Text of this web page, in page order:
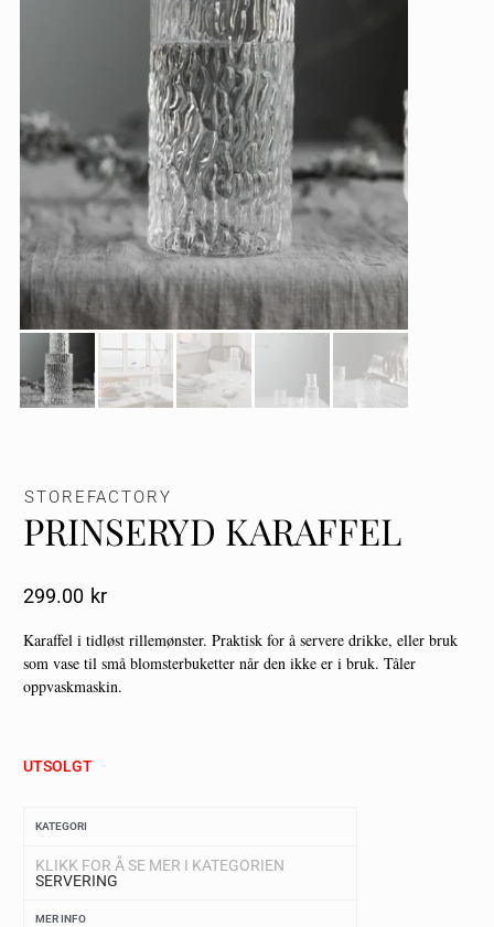
STOREFACTORY
PRINSERYD KARAFFEL
299.00 Kr
Karaffel i tidløst rillemønster. Praktisk for å servere drikke, eller bruk
som vase til små blomsterbuketter når den ikke er i bruk. Tåler
oppvaskmaskin.
UTSOLGT
KATEGORI
KLIKK FOR Å SE MER I KATEGORIEN
SERVERING
MER INFO